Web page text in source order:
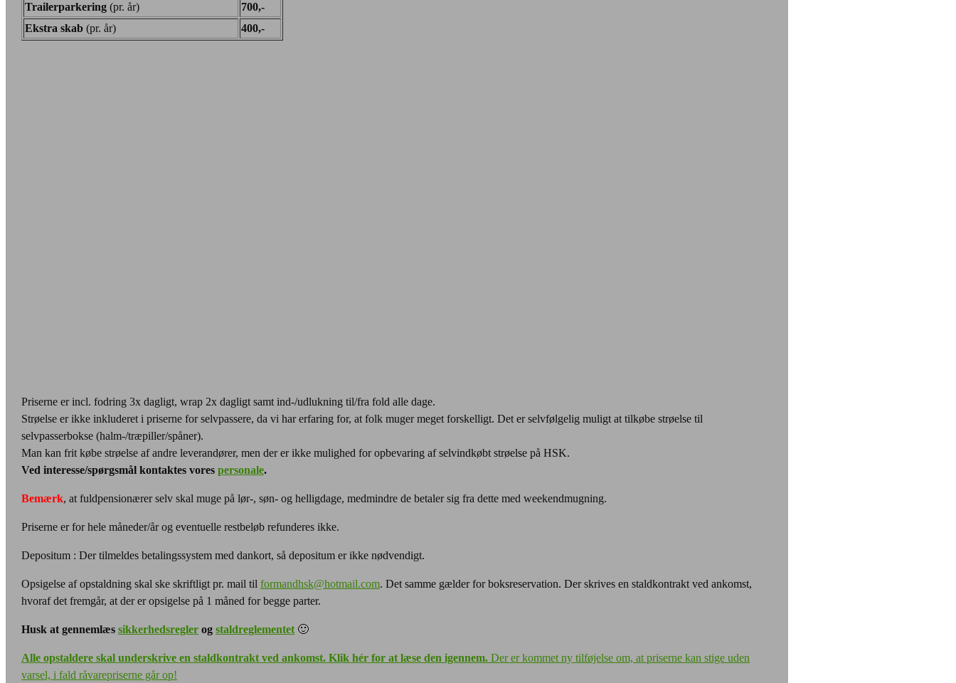
Trailerparkering (pr. år)
700,-
Ekstra skab (pr. år) 400,-
Priserne er incl. fodring 3x dagligt, wrap 2x dagligt samt ind-/udlukning til/fra fold alle dage.
Strøelse er ikke inkluderet i priserne for selvpassere, da vi har erfaring for, at folk muger meget forskelligt. Det er selvfølgelig muligt at tilkøbe strøelse til
selvpasserbokse (halm-/træpiller/spåner).
Man kan frit købe strøelse af andre leverandører, men der er ikke mulighed for opbevaring af selvindkøbt strøelse på HSK.
Ved interesse/spørgsmål kontaktes vores personale.
Bemærk, at fuldpensionærer selv skal muge på lør-, søn- og helligdage, medmindre de betaler sig fra dette med weekendmugning.
Priserne er for hele måneder/år og eventuelle restbeløb refunderes ikke.
Depositum : Der tilmeldes betalingssystem med dankort, så depositum er ikke nødvendigt.
Opsigelse af opstaldning skal ske skriftligt pr. mail til formandhsk@hotmail.com. Det samme gælder for boksreservation. Der skrives en staldkontrakt ved ankomst,
hvoraf det fremgår, at der er opsigelse på 1 måned for begge parter.
Husk at gennemlæs sikkerhedsregler og staldreglementet🙂
Alle opstaldere skal underskrive en staldkontrakt ved ankomst. Klik hér for at læse den igennem. Der er kommet ny tilføjelse om, at priserne kan stige uden
varsel, i fald råvarepriserne går op!